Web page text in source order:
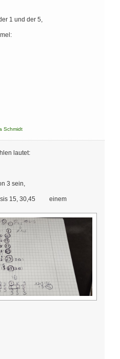
1 und der 5,
Schmidt
lautet:
3 sein,
15, 30,45 einem